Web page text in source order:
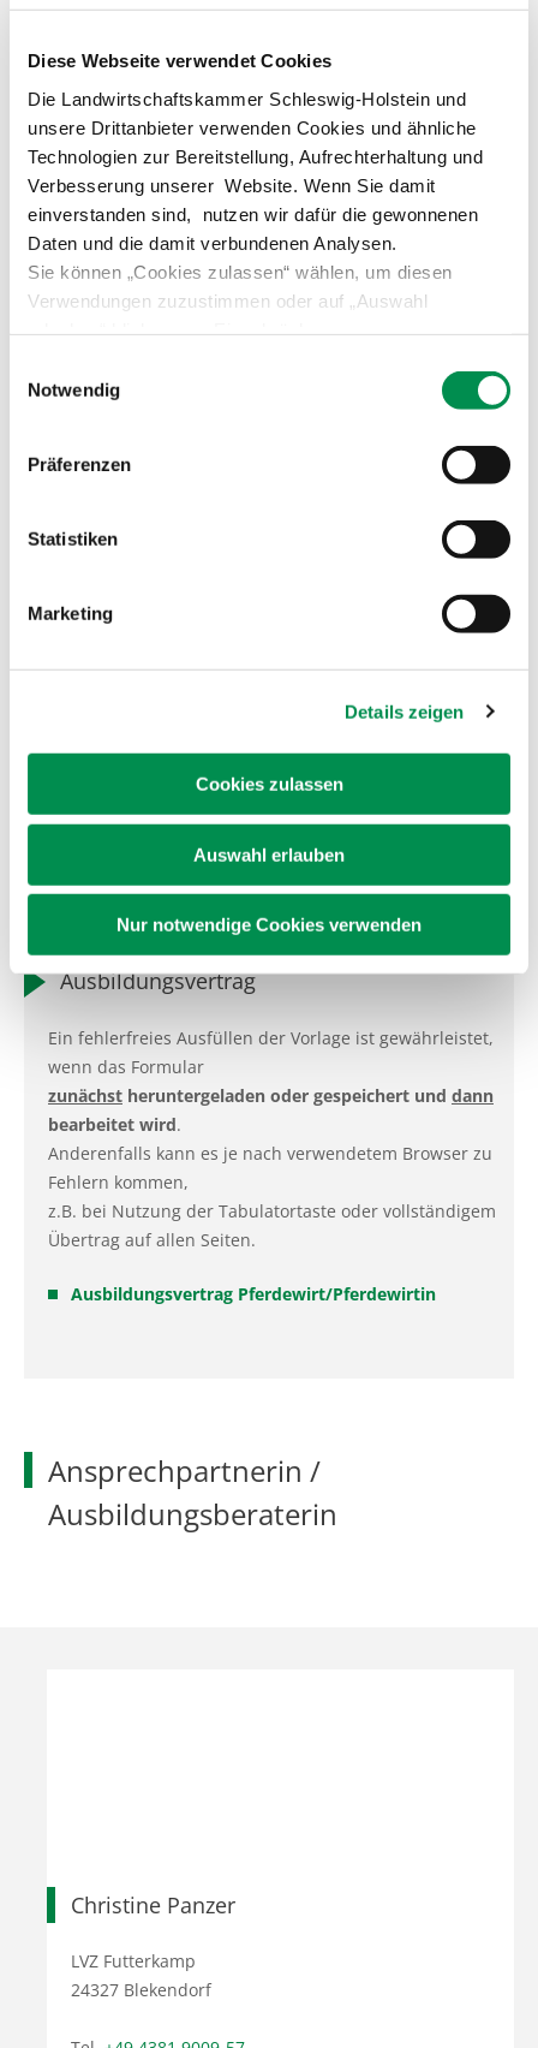
Diese Webseite verwendet Cookies
Die Landwirtschaftskammer Schleswig-Holstein und
unsere Drittanbieter verwenden Cookies und ähnliche
Technologien zur Bereitstellung, Aufrechterhaltung und
Verbesserung unserer Website. Wenn Sie damit
einverstanden sind, nutzen wir dafür die gewonnenen
Daten und die damit verbundenen Analysen.
Sie können „Cookies zulassen“ wählen, um diesen
Verwendungen zuzustimmen oder auf „Auswahl
detaillierteren Informationen. Erteilte Einwilligungen
Datenschutzerklärung
Notwendig
Präferenzen
Statistiken
Marketing
Details zeigen
Cookies zulassen
Auswahl erlauben
Nur notwendige Cookies verwenden
Jetzt Ausbildungsplatz
finden?
Informationen zum Beruf
Pferdewirt Merkblatt inklusive
Pferdewirt Infos vom Ausbildungsberater
Rund um den Ausbildungsvertrag
Arbeitszeitregelungen in der Ausbildung
Hinweise zur Eintragung von Urlaub im
Ausbildungvertrag
Sachbezugswerte für Unterkunft und Verpflegung
Informationen zum Aufhebnungsvertrag
Ausbildungsvertrag
Ein fehlerfreies Ausfüllen der Vorlage ist gewährleistet,
wenn das Formular
zunächst heruntergeladen oder gespeichert und dann
bearbeitet wird.
Anderenfalls kann es je nach verwendetem Browser zu
Fehlern kommen,
z.B. bei Nutzung der Tabulatortaste oder vollständigem
Übertrag auf allen Seiten.
Ausbildungsvertrag Pferdewirt/Pferdewirtin
Ansprechpartnerin /
Ausbildungsberaterin
Christine Panzer
LVZ Futterkamp
24327 Blekendorf